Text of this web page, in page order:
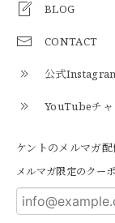
BLOG
CONTACT
公式
YouTubeチ
ケントのメルマガ配
メルマガ限定のクー
とても早く対応